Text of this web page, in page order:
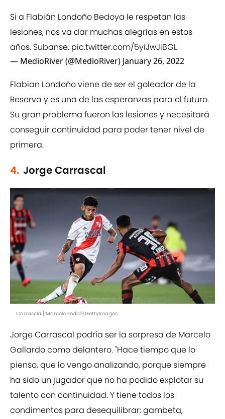
Si a Flabián Londoño Bedoya le respetan las
lesiones, nos va dar muchas alegrías en estos
años. Subanse. pic.twitter.com/5yiJwJiBGL
— MedioRiver (@MedioRiver) January 26, 2022
Flabian Londoño viene de ser el goleador de la
Reserva y es una de las esperanzas para el futuro.
Su gran problema fueron las lesiones y necesitará
conseguir continuidad para poder tener nivel de
primera.
4. Jorge Carrascal
Carrascla | Marcelo Endelli/GettyImages
Jorge Carrascal podría ser la sorpresa de Marcelo
Gallardo como delantero. "Hace tiempo que lo
pienso, que lo vengo analizando, porque siempre
ha sido un jugador que no ha podido explotar su
talento con continuidad. Y tiene todos los
condimentos para desequilibrar: gambeta,